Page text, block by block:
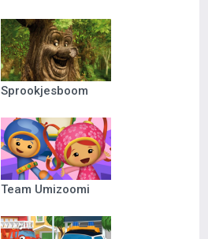
Sprookjesboom
Team Umizoomi